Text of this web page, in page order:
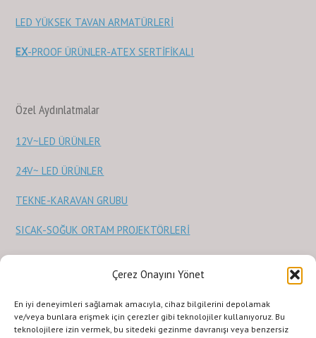
Çerez Onayını Yönet
En iyi deneyimleri sağlamak amacıyla, cihaz bilgilerini depolamak
ve/veya bunlara erişmek için çerezler gibi teknolojiler kullanıyoruz. Bu
teknolojilere izin vermek, bu sitedeki gezinme davranışı veya benzersiz
LED YÜKSEK TAVAN ARMATÜRLERİ
EX-PROOF ÜRÜNLER-ATEX SERTİFİKALI
Özel Aydınlatmalar
12V~LED ÜRÜNLER
24V~ LED ÜRÜNLER
TEKNE-KARAVAN GRUBU
SICAK-SOĞUK ORTAM PROJEKTÖRLERİ
STERİLİZASYON ve SAĞLIK ÜRÜNLERİ